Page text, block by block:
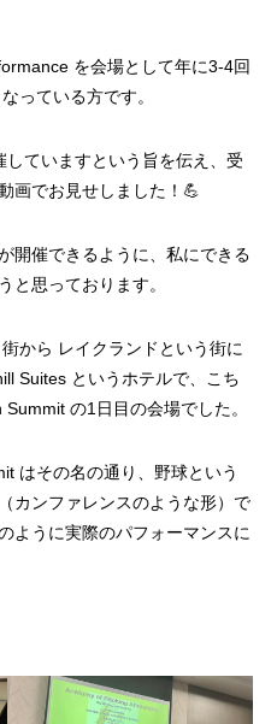
を会場として年に3-4回
っている方です。
ていますという旨を伝え、受
画でお見せしました！💪
開催できるように、私にできる
と思っております。
から レイクランドという街に
Suites というホテルで、こち
の1日目の会場でした。
はその名の通り、野球という
カンファレンスのような形）で
ように実際のパフォーマンスに